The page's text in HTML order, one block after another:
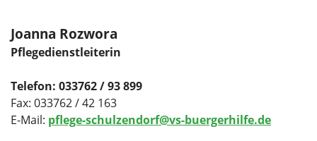
Joanna Rozwora
Pflegedienstleiterin
Telefon: 033762 / 93 899
Fax: 033762 / 42 163
E-Mail: pflege-schulzendorf@vs-buergerhilfe.de